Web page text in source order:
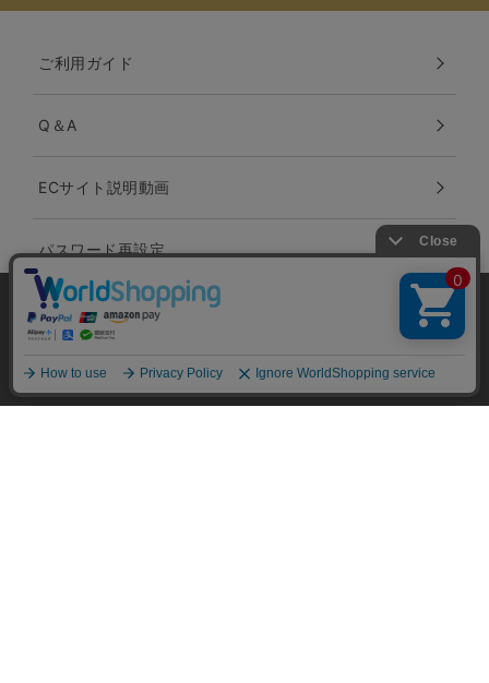
ご利用ガイド
Q＆A
ECサイト説明動画
パスワード再設定
お問い合わせフォーム
店舗情報
当サイトではユーザーの利便性向上やサイト改
善のためにCookieを使用しています。 詳細につ
照ください。
承諾する